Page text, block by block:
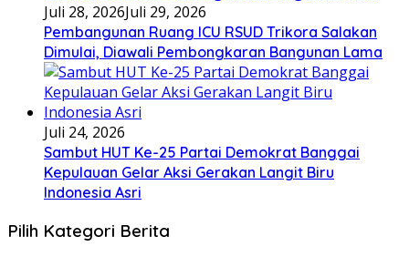
Juli 28, 2026Juli 29, 2026
Pembangunan Ruang ICU RSUD Trikora Salakan
Dimulai, Diawali Pembongkaran Bangunan Lama
Juli 24, 2026
Sambut HUT Ke-25 Partai Demokrat Banggai
Kepulauan Gelar Aksi Gerakan Langit Biru
Indonesia Asri
Pilih Kategori Berita